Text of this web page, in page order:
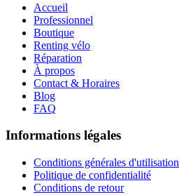
Accueil
Professionnel
Boutique
Renting vélo
Réparation
À propos
Contact & Horaires
Blog
FAQ
Informations légales
Conditions générales d'utilisation
Politique de confidentialité
Conditions de retour